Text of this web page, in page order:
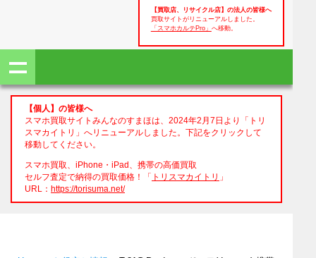
【買取店、リサイクル店】の法人の皆様へ
買取サイトがリニューアルしました。
「スマホカルテPro」 へ移動。
【個人】の皆様へ
スマホ買取サイトみんなのすまほは、2024年2月7日より「トリ
スマカイトリ」へリニューアルしました。下記をクリックして
移動してください。
スマホ買取、iPhone・iPad、携帯の高価買取
セルフ査定で納得の買取価格！「 トリスマカイトリ 」
URL： https://torisuma.net/